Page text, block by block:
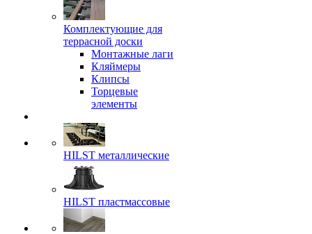
Комплектующие для
террасной доски
Монтажные лаги
Кляймеры
Клипсы
Торцевые
элементы
HILST металлические
HILST пластмассовые